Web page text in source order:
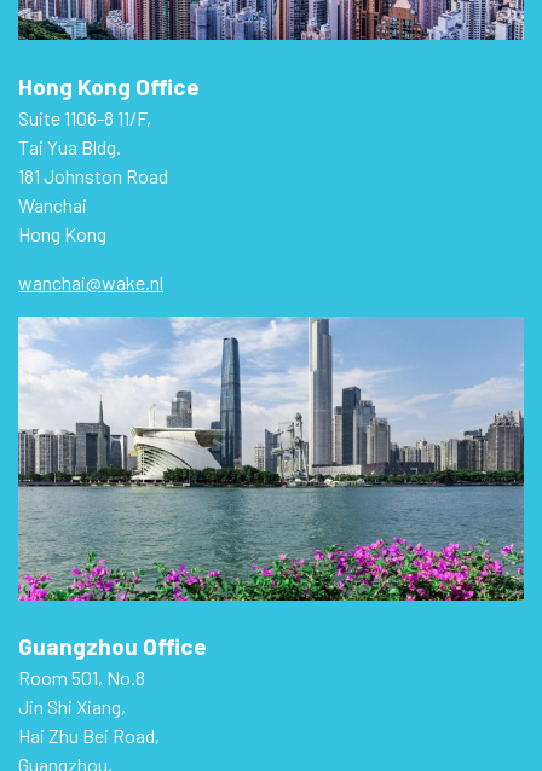
Hong Kong Office
Suite 1106-8 11/F,
Tai Yua Bldg.
181 Johnston Road
Wanchai
Hong Kong
wanchai@wake.nl
Guangzhou Office
Room 501, No.8
Jin Shi Xiang,
Hai Zhu Bei Road,
Guangzhou,